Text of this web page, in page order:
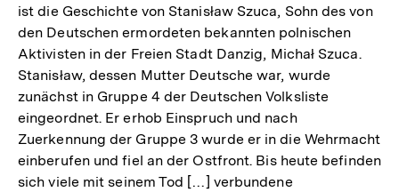
ist die Geschichte von Stanisław Szuca, Sohn des von
den Deutschen ermordeten bekannten polnischen
Aktivisten in der Freien Stadt Danzig, Michał Szuca.
Stanisław, dessen Mutter Deutsche war, wurde
zunächst in Gruppe 4 der Deutschen Volksliste
eingeordnet. Er erhob Einspruch und nach
Zuerkennung der Gruppe 3 wurde er in die Wehrmacht
einberufen und fiel an der Ostfront. Bis heute befinden
sich viele mit seinem Tod […] verbundene